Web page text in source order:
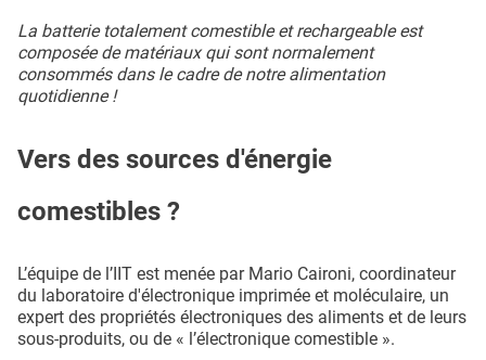
La batterie totalement comestible et rechargeable est
composée de matériaux qui sont normalement
consommés dans le cadre de notre alimentation
quotidienne !
Vers des sources d'énergie
comestibles ?
L’équipe de l’IIT est menée par Mario Caironi, coordinateur
du laboratoire d'électronique imprimée et moléculaire, un
expert des propriétés électroniques des aliments et de leurs
sous-produits, ou de « l’électronique comestible ».